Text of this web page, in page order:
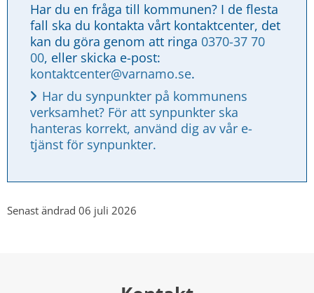
Har du en fråga till kommunen? I de flesta
fall ska du kontakta vårt kontaktcenter, det
kan du göra genom att ringa 0370-37 70
00
kontaktcenter@varnamo.se.
Har du synpunkter på kommunens
verksamhet? För att synpunkter ska
hanteras korrekt, använd dig av vår e-
tjänst för synpunkter.
Senast ändrad 06 juli 2026